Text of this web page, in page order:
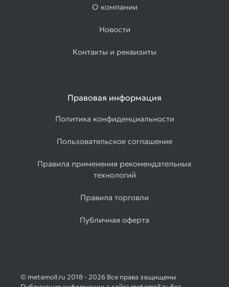
О компании
Новости
Контакты и реквизиты
Правовая информация
Политика конфиденциальности
Пользовательское соглашение
Правила применения рекомендательных
технологий
Правила торговли
Публичная оферта
© metamoll.ru 2018 - 2026 Все права защищены